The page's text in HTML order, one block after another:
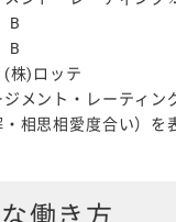
B
B
(株)ロッテ
メント・レーティン
・相思相愛度合い）